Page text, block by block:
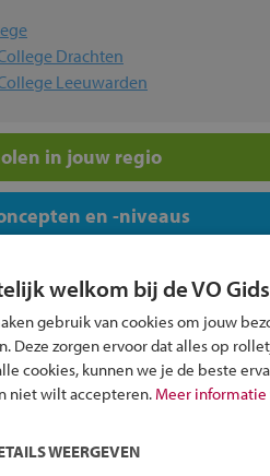
Drachten
Leeuwarden
in jouw regio
en -niveaus
welkom bij de VO
gebruik van cookies om jouw
Deze zorgen ervoor dat alles op
cookies, kunnen we je de beste
niet wilt accepteren. Meer
WEERGEVEN